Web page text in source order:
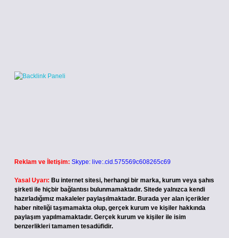
Reklam ve İletişim: Skype: live:.cid.575569c608265c69
Yasal Uyarı: Bu internet sitesi, herhangi bir marka, kurum veya şahıs
şirketi ile hiçbir bağlantısı bulunmamaktadır. Sitede yalnızca kendi
hazırladığımız makaleler paylaşılmaktadır. Burada yer alan içerikler
haber niteliği taşımamakta olup, gerçek kurum ve kişiler hakkında
paylaşım yapılmamaktadır. Gerçek kurum ve kişiler ile isim
benzerlikleri tamamen tesadüfidir.